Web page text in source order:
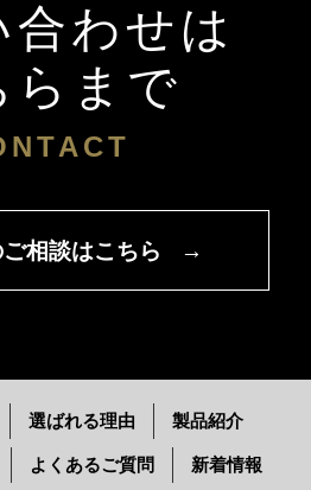
合わせは
らまで
相談はこちら →
選ばれる理由 製品紹介
よくあるご質問 新着情報